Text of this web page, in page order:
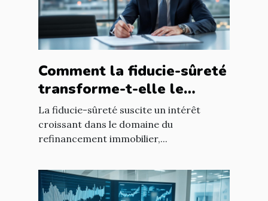
Comment la fiducie-sûreté
transforme-t-elle le
refinancement immobilier
?
La fiducie-sûreté suscite un intérêt
croissant dans le domaine du
refinancement immobilier,...